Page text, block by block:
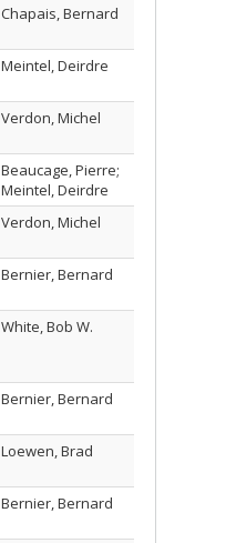
Chapais, Bernard
Meintel, Deirdre
Verdon, Michel
Beaucage, Pierre;
Meintel, Deirdre
Verdon, Michel
Bernier, Bernard
White, Bob W.
Bernier, Bernard
Loewen, Brad
Bernier, Bernard